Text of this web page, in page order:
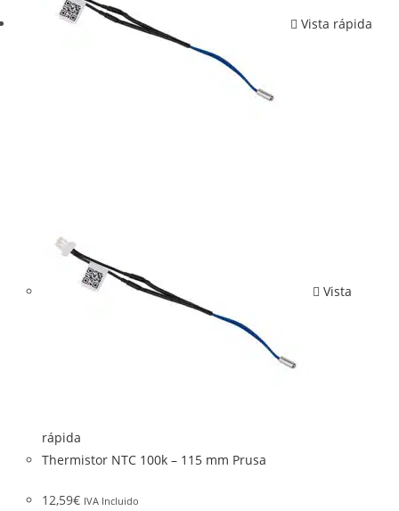
Vista rápida
Vista
rápida
Thermistor NTC 100k – 115 mm Prusa
12,59€ IVA Incluido